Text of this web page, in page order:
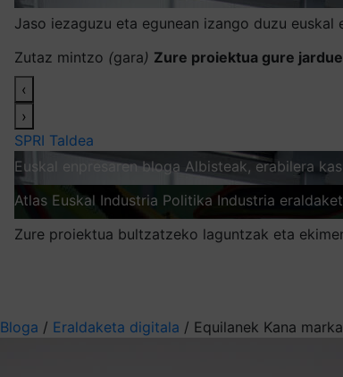
Jaso iezaguzu eta egunean izango duzu
Zutaz mintzo (gara) Zure proiektua gure
‹
›
SPRI Taldea
Euskal enpresaren bloga Albisteak, erabilera
Atlas Euskal Industria Politika Industria
Zure proiektua bultzatzeko laguntzak eta
Bloga / Eraldaketa digitala / Equilanek Kana